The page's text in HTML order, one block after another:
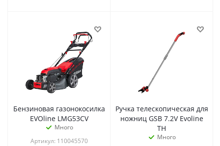
Бензиновая газонокосилка
EVOline LMG53CV
Много
Артикул: 110045570
Ручка телескопическая для
ножниц GSB 7.2V Evoline
TH
Много